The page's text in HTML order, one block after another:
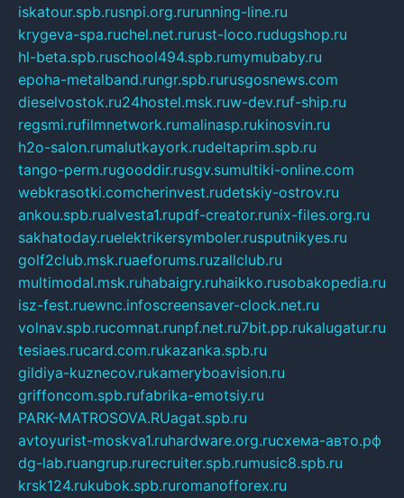
iskatour.spb.rusnpi.org.rurunning-line.ru
krygeva-spa.ruchel.net.rurust-loco.rudugshop.ru
hl-beta.spb.ruschool494.spb.rumymubaby.ru
epoha-metalband.rungr.spb.rurusgosnews.com
dieselvostok.ru24hostel.msk.ruw-dev.ruf-ship.ru
regsmi.rufilmnetwork.rumalinasp.rukinosvin.ru
h2o-salon.rumalutkayork.rudeltaprim.spb.ru
tango-perm.rugooddir.rusgv.sumultiki-online.com
webkrasotki.comcherinvest.rudetskiy-ostrov.ru
ankou.spb.rualvesta1.rupdf-creator.runix-files.org.ru
sakhatoday.ruelektrikersymboler.rusputnikyes.ru
golf2club.msk.ruaeforums.ruzallclub.ru
multimodal.msk.ruhabaigry.ruhaikko.rusobakopedia.ru
isz-fest.ruewnc.infoscreensaver-clock.net.ru
volnav.spb.rucomnat.runpf.net.ru7bit.pp.rukalugatur.ru
tesiaes.rucard.com.rukazanka.spb.ru
gildiya-kuznecov.rukameryboavision.ru
griffoncom.spb.rufabrika-emotsiy.ru
PARK-MATROSOVA.RUagat.spb.ru
avtoyurist-moskva1.ruhardware.org.ruсхема-авто.рф
dg-lab.ruangrup.rurecruiter.spb.rumusic8.spb.ru
krsk124.rukubok.spb.ruromanofforex.ru